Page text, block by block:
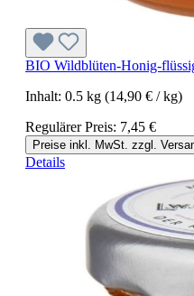
BIO Wildblüten-Honig-
Inhalt: 0.5 kg (14,90 € / kg)
Regulärer Preis: 7,45 €
Preise inkl. MwSt. zzgl.
Details